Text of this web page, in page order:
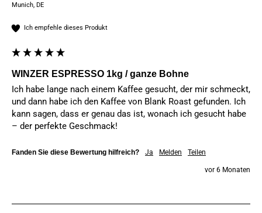
Munich, DE
Ich empfehle dieses Produkt
WINZER ESPRESSO 1kg / ganze Bohne
Ich habe lange nach einem Kaffee gesucht, der mir schmeckt,
und dann habe ich den Kaffee von Blank Roast gefunden. Ich
kann sagen, dass er genau das ist, wonach ich gesucht habe
– der perfekte Geschmack!
Fanden Sie diese Bewertung hilfreich? Ja Melden Teilen
vor 6 Monaten